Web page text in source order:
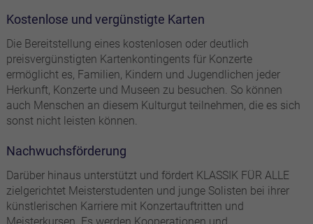
Kostenlose und vergünstigte Karten
Die Bereitstellung eines kostenlosen oder deutlich
preisvergünstigten Kartenkontingents für Konzerte
ermöglicht es, Familien, Kindern und Jugendlichen jeder
Herkunft, Konzerte und Museen zu besuchen. So können
auch Menschen an diesem Kulturgut teilnehmen, die es sich
sonst nicht leisten können.
Nachwuchsförderung
Darüber hinaus unterstützt und fördert KLASSIK FÜR ALLE
zielgerichtet Meisterstudenten und junge Solisten bei ihrer
künstlerischen Karriere mit Konzertauftritten und